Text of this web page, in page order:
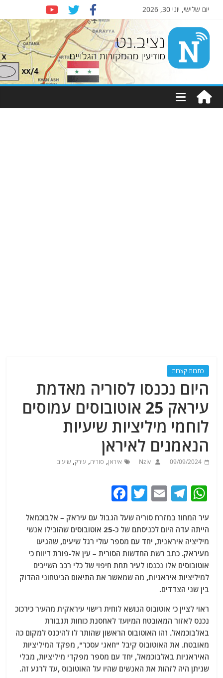
יום שלישי, יוני 30, 2026
Nziv.net
מודיעין
מהמקורות
כתבות קצרות
היום נכנסו לסוריה מאדמת
עיראק 25 אוטובוסים עמוסים
לוחמי מיליציות שיעיות
הנאמנים לאיראן
09/09/2024
Nziv איראן, סוריה,עירק,שיעים
W
at
s
A
p
p
T
e
g
ra
m
E
ai
l
T
w
itt
er
c
e
b
o
k
עיר המחוז במזרח סוריה שעל הגבול עם עיראק – אלבוכמאל
הייתה עדה היום לכניסתם של כ-25 אוטובוסים שהובילו אנשי
מיליציה איראנית, יחד עם מספר עולי רגל שיעים, שהגיעו
מעיראק. כתב רשת החדשות הסורית – עין אל-פורת דיווח כי
אוטובוסים אלו נכנסו לעיר תחת חיפוי של כלי רכב השייכים
למיליציות איראניות, מה שמאשר את התיאום הביטחוני ההדוק
בין שני הצדדים.
ראוי לציין כי אוטובוס הנושא לוחית רישוי עיראקית מהעיר כירכוכ
נכנס לאזור המאובטח המיועד לאחסנת כוחות תגבורת
באלבוכמאל. זהו האוטובוס הראשון שהותר לו להיכנס למקום כה
מאובטח. את האוטובוס קיבל "חאג' עסכר", מפקד המיליציות
האיראניות באלבוכמאל, יחד עם מספר מפקדי מיליציות, מבלי
שניתן היה לזהות את האנשים שהיו על האוטובוס ,עד לרגע זה.